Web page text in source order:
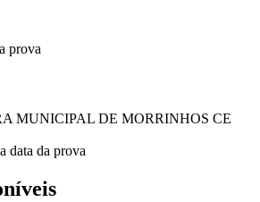
prova
MUNICIPAL DE MORRINHOS CE
data da prova